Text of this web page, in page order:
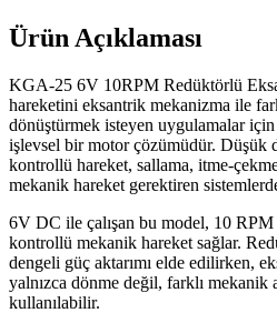
Ürün Açıklaması
KGA-25 6V 10RPM Redüktörlü
hareketini eksantrik mekanizma ile
dönüştürmek isteyen uygulamalar
işlevsel bir motor çözümüdür. Düşük
kontrollü hareket, sallama, itme-
mekanik hareket gerektiren
6V DC ile çalışan bu model, 10 RPM
kontrollü mekanik hareket sağlar.
dengeli güç aktarımı elde edilirken,
yalnızca dönme değil, farklı mekanik
kullanılabilir.